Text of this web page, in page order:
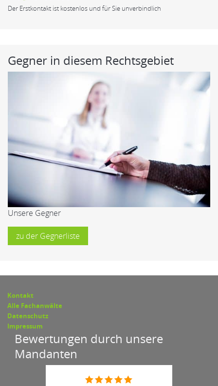
Der Erstkontakt ist kostenlos und für Sie unverbindlich
Gegner in diesem Rechtsgebiet
Unsere Gegner
zu der Gegnerliste
Kontakt
Alle Fachanwälte
Datenschutz
Impressum
Bewertungen durch unsere
Mandanten